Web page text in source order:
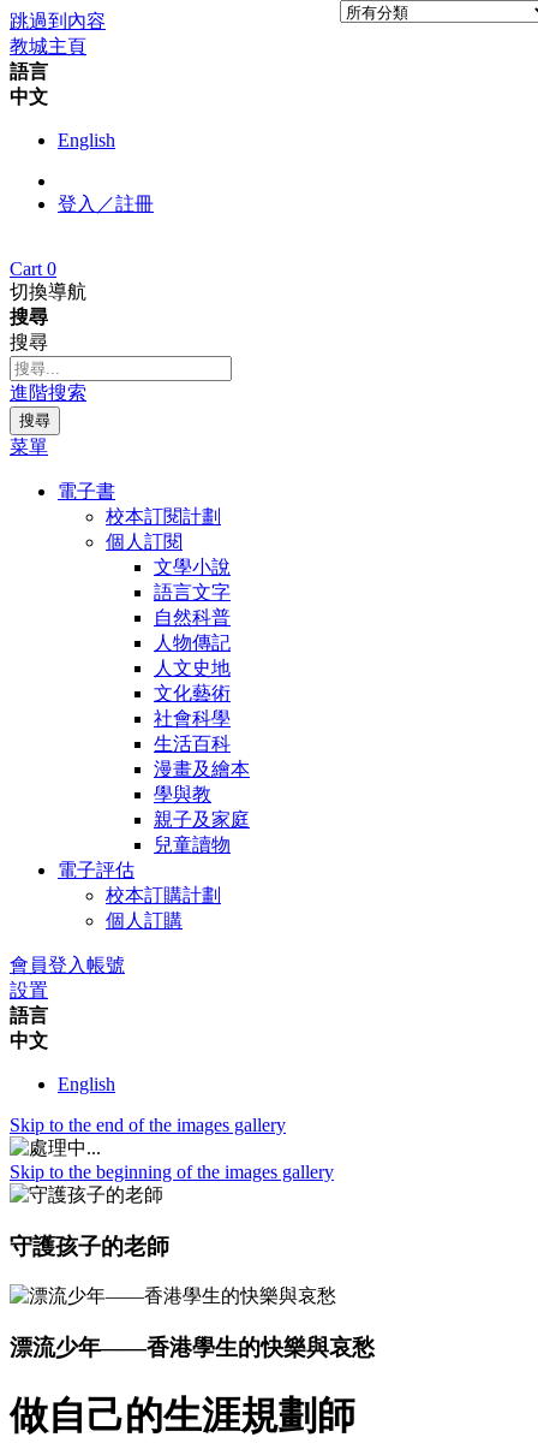
跳過到內容
教城主頁
語言
中文
English
登入／註冊
Cart 0
切換導航
搜尋
搜尋
進階搜索
搜尋
菜單
電子書
校本訂閱計劃
個人訂閱
文學小說
語言文字
自然科普
人物傳記
人文史地
文化藝術
社會科學
生活百科
漫畫及繪本
學與教
親子及家庭
兒童讀物
電子評估
校本訂購計劃
個人訂購
會員登入帳號
設置
語言
中文
English
Skip to the end of the images gallery
Skip to the beginning of the images gallery
守護孩子的老師
漂流少年——香港學生的快樂與哀愁
做自己的生涯規劃師